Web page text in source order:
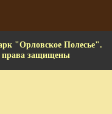
"Орловское Полесье".
права защищены